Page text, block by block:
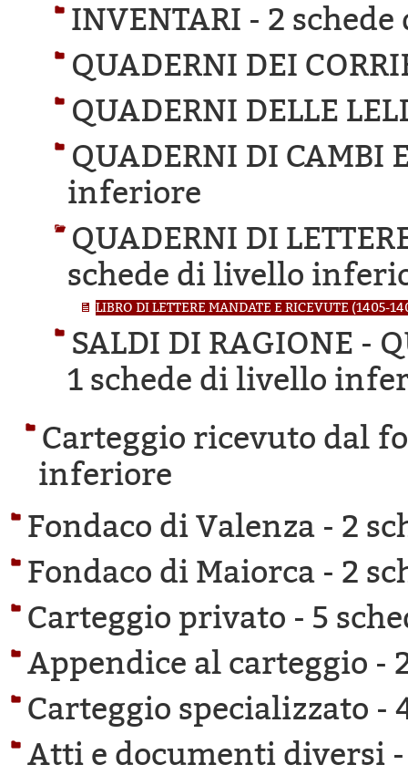
INVENTARI - 2
QUADERNI DEI
QUADERNI DELLE
QUADERNI DI CAMBI
inferiore
QUADERNI DI
schede di livello
LIBRO DI LETTERE MANDATE E RICEVUTE (1405-
SALDI DI RAGIONE -
1 schede di livello
Carteggio ricevuto dal
inferiore
Fondaco di Valenza - 2
Fondaco di Maiorca - 2
Carteggio privato - 5
Appendice al carteggio -
Carteggio specializzato -
Atti e documenti diversi